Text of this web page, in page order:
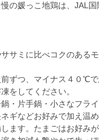
の媛っこ地鶏は、JAL
サミに比べコクのある
ずつ、マイナス４０℃
をしてください。
・片手鍋・小さなフラ
ギなどお好みで加え温め
ます。たまごはお好み